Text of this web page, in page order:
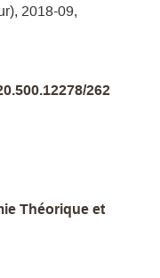
2018-09,
262
Théorique et